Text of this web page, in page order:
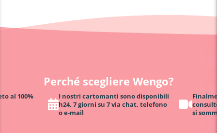
Perché scegliere Wengo?
al 100%
I nostri cartomanti sono disponibili
h24, 7 giorni su 7 via chat, telefono
o e-mail
si